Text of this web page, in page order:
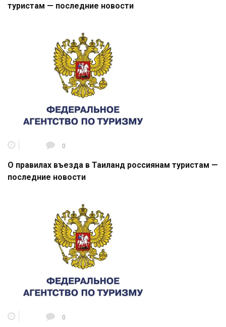
туристам — последние новости
0
О правилах въезда в Таиланд россиянам туристам —
последние новости
0